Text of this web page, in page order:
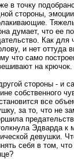
в точку
стороны,
думает, что ее
Как для
и нет оттуда
что само
на крючок.
стороны - и
собственного
все
за то, что не
Эдварда к
девушки.
себя в том,